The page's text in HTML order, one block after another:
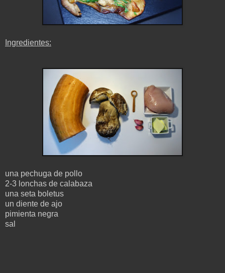
Ingredientes:
una pechuga de pollo
2-3 lonchas de calabaza
una seta boletus
un diente de ajo
pimienta negra
sal